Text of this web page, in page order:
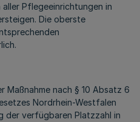
Pflegeeinrichtungen in
Die oberste
Maßnahme nach § 10 Absatz 6
Nordrhein-Westfalen
der verfügbaren Platzzahl in